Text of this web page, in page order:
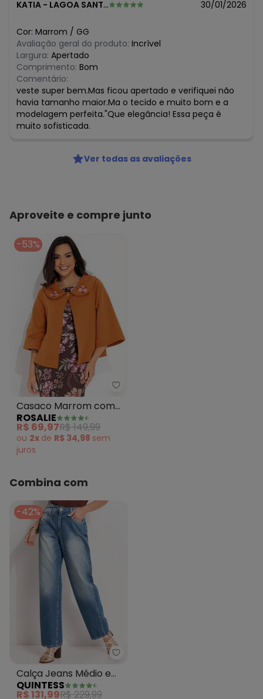
KATIA - LAGOA SANTA - MG 30/01/2026
Cor: Marrom / GG
Avaliação geral do produto: Incrível
Largura: Apertado
Comprimento: Bom
Comentário:
veste super bem.Mas ficou apertado e verifiquei não
havia tamanho maior.Ma o tecido e muito bom e a
modelagem perfeita."Que elegância! Essa peça é
muito sofisticada.
Ver todas as avaliações
Aproveite e compre junto
-53%
Rosalie - Casaco Marrom com
Casaco Marrom com
Flor Bordada
ROSALIE
R$ 69,97R$ 149,99
ou 2x de R$ 34,98 sem
juros
Combina com
-42%
Quintess - Calça Jeans Médio
Calça Jeans Médio em
Jeans
QUINTESS
R$ 131,99R$ 229,99